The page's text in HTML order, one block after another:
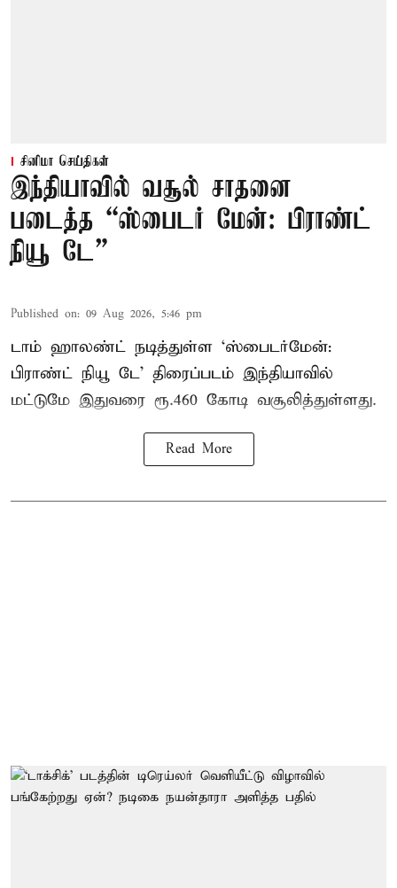
சினிமா செய்திகள்
இந்தியாவில் வசூல் சாதனை
படைத்த “ஸ்பைடர் மேன்: பிராண்ட்
நியூ டே”
Published on: 09 Aug 2026, 5:46 pm
டாம் ஹாலண்ட் நடித்துள்ள ‘ஸ்பைடர்மேன்:
பிராண்ட் நியூ டே’ திரைப்படம் இந்தியாவில்
மட்டுமே இதுவரை ரூ.460 கோடி வசூலித்துள்ளது.
Read More